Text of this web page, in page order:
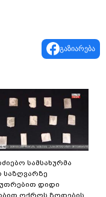
გაზიარება
სამსახურმა
საზღვარზე
დიდი
ოქროს ზოდების